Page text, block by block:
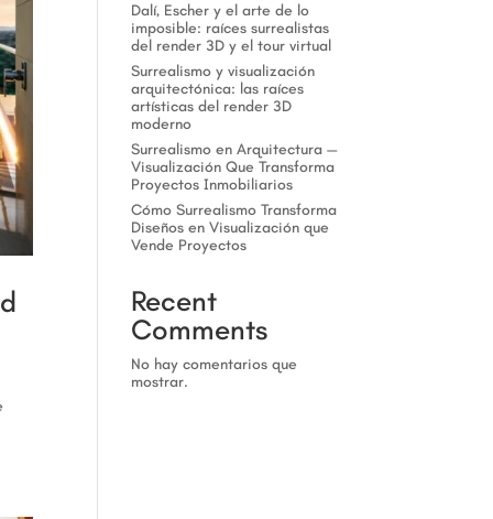
Dalí, Escher y el arte de lo
imposible: raíces surrealistas
del render 3D y el tour virtual
Surrealismo y visualización
arquitectónica: las raíces
artísticas del render 3D
moderno
Surrealismo en Arquitectura —
Visualización Que Transforma
Proyectos Inmobiliarios
Cómo Surrealismo Transforma
Diseños en Visualización que
Vende Proyectos
Recent
Comments
No hay comentarios que
mostrar.